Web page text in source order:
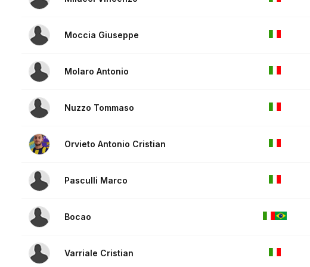
Moccia Giuseppe
Molaro Antonio
Nuzzo Tommaso
Orvieto Antonio Cristian
Pasculli Marco
Bocao
Varriale Cristian